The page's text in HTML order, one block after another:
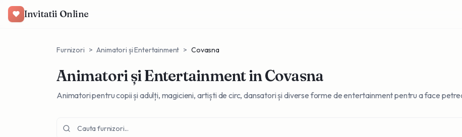
Invitatii Online
Furnizori > Animatori și Entertainment > Covasna
Animatori și Entertainmentin Covasna
Animatori pentru copii și adulți, magicieni, artiști de circ, dansatori și diverse forme de entertainment pentru a face